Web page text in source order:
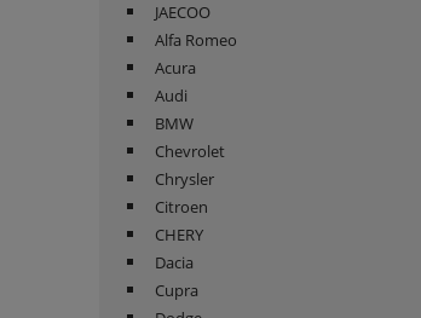
JAECOO
Alfa Romeo
Acura
Audi
BMW
Chevrolet
Chrysler
Citroen
CHERY
Dacia
Cupra